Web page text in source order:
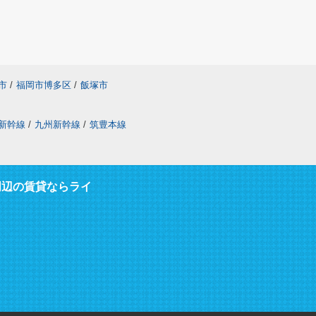
/ 福岡市博多区 / 飯塚市
幹線 / 九州新幹線 / 筑豊本線
の賃貸ならライ